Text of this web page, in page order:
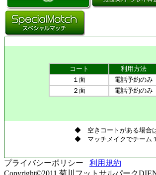
コート 利用方法
１面
電話予約のみ
２面
電話予約のみ
◆ 空きコートがある場合
◆ マッチメイクでチーム
プライバシーポリシー 利用規約
Copyright©2011 菊川フットサルパーク